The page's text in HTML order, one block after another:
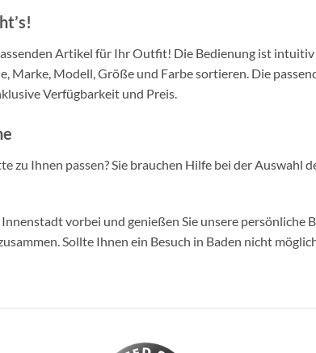
Artikel für Ihr Outfit! Die Bedienung ist
Marke, Modell, Größe und Farbe sortieren. Die
Verfügbarkeit und Preis.
zu Ihnen passen? Sie brauchen Hilfe bei der Auswahl
vorbei und genießen Sie unsere persönliche
Sollte Ihnen ein Besuch in Baden nicht